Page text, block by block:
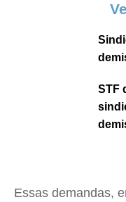
STF
Essas demandas,